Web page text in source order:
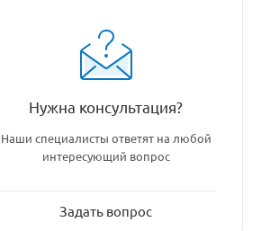
Нужна консультация?
Наши специалисты ответят на любой
интересующий вопрос
Задать вопрос